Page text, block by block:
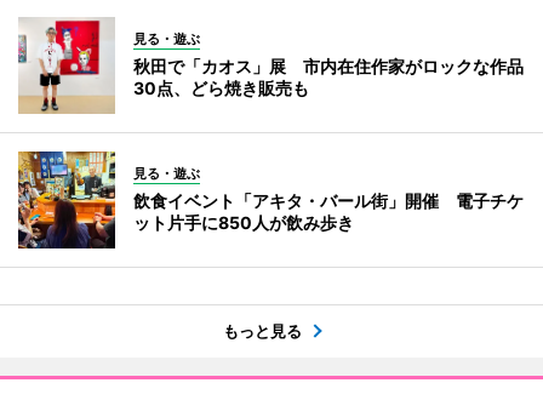
見る・遊ぶ
秋田で「カオス」展 市内在住作家がロックな作品
30点、どら焼き販売も
見る・遊ぶ
飲食イベント「アキタ・バール街」開催 電子チケ
ット片手に850人が飲み歩き
もっと見る